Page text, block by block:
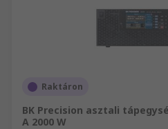
Raktáron
BK Precision asztali
A 2000 W